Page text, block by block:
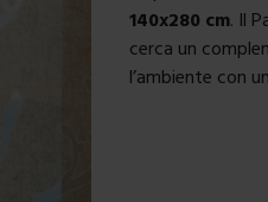
140x280 cm. Il
cerca un
l’ambiente con